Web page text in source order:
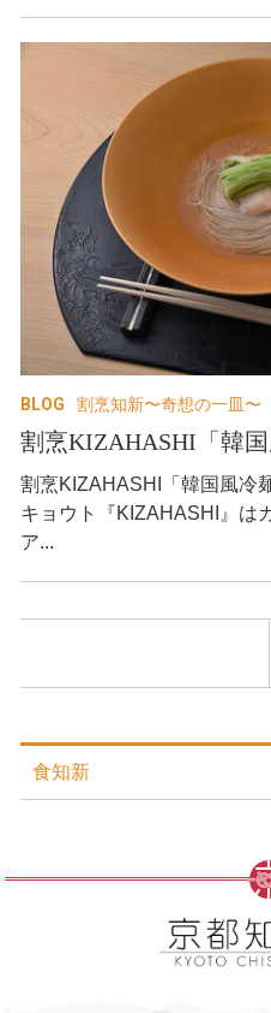
BLOG 割烹知新〜奇想の一皿〜
割烹KIZAHASHI「韓国
割烹KIZAHASHI「韓国風冷
キョウト『KIZAHASHI』は
ア...
食知新